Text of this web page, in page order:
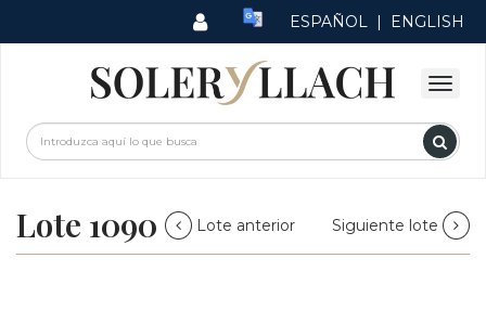
ESPAÑOL | ENGLISH
Lote 1090 Lote anterior Siguiente lote